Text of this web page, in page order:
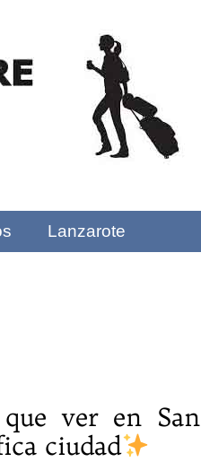
Lanzarote
que ver en San
ciudad